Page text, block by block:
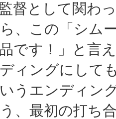
督として関わ
、この「シム
です！」と言
ィングにして
うエンディン
、最初の打ち